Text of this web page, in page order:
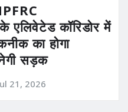
कॉरिडोर में
का होगा
सड़क
21, 2026